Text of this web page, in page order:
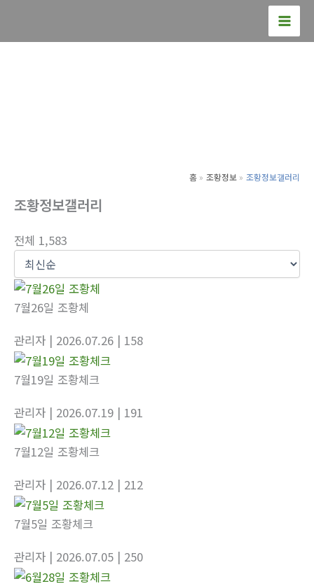
츠
홈 조황정보 조황정보갤러리
조황정보갤러리
전체 1,583
7월26일 조황체
관리자 | 2026.07.26 | 158
7월19일 조황체크
관리자 | 2026.07.19 | 191
7월12일 조황체크
관리자 | 2026.07.12 | 212
7월5일 조황체크
관리자 | 2026.07.05 | 250